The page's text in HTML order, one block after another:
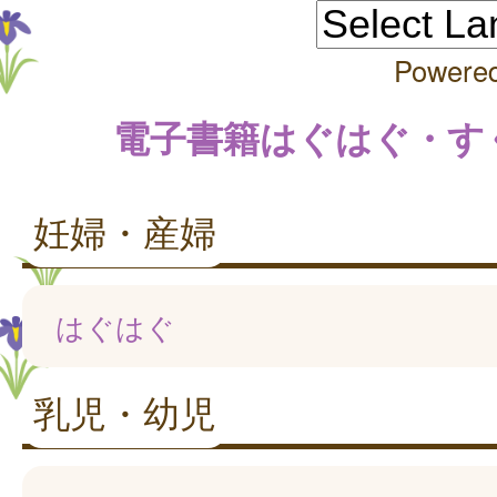
電子書籍はぐはぐ・
妊婦・産婦
はぐはぐ
乳児・幼児